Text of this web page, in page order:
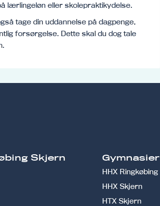
lærlingeløn eller skolepraktikydelse.
tage din uddannelse på dagpenge,
forsørgelse. Dette skal du dog tale
Skjern
Gymnasier
HHX Ringkøbing
HHX Skjern
HTX Skjern